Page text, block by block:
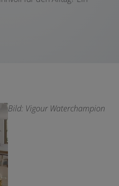
Bild: Vigour Waterchampion